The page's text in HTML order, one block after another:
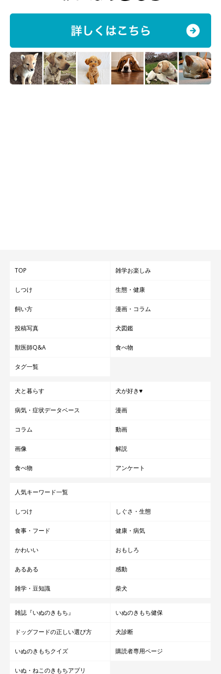
TOP 雑学お楽しみ
しつけ 生態・健康
飼い方 漫画・コラム
投稿写真 犬図鑑
獣医師Q&A 食べ物
タグ一覧
犬と暮らす 犬が好き♥
病気・症状データベース 漫画
コラム 動画
画像 解説
食べ物 アンケート
人気キーワード一覧
しつけ しぐさ・生態
食事・フード 健康・病気
かわいい おもしろ
あるある 感動
雑学・豆知識 柴犬
雑誌『いぬのきもち』 いぬのきもち健保
ドッグフードの正しい選び方 犬診断
いぬのきもちクイズ 購読者専用ページ
いぬ・ねこのきもちアプリ